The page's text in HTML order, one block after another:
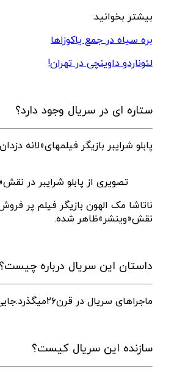
بیشتر بخوانید:
بره سیاه در جمع یاکوزاها
لئوناردو داوینچی در تهران!
ستاره ای در سریال وجود دارد؟
پابلو شرایبر بازیگر فیلمهای«لانه دزدان»و«۱۳ساعت:سربازان مخفی بنغازی»بازیگر اصلی این
تصویری از پابلو شرایبر در
ناتاشا مک الهون بازیگر فیلم پر
نقش«وینشر»ظاهر شده.
داستان این سریال درباره چیست؟
ماجراهای سریال در قرن۲۶میگذرد.جایی که نبردی بزرگ بین«کاوننت ها»و انسان ها میگذرد.جایی که فرمانده ارشد جان ۱۱۷ و اعضای گروهش با اتفاقات عجیبی مواجه میشوند.
سازنده این سریال کیست؟